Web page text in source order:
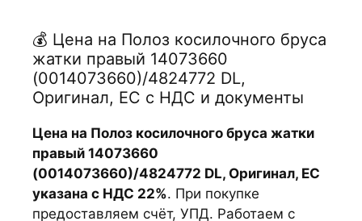
💰 Цена на Полоз косилочного бруса
жатки правый 14073660
(0014073660)/4824772 DL,
Оригинал, ЕС с НДС и документы
Цена на Полоз косилочного бруса жатки
правый 14073660
(0014073660)/4824772 DL, Оригинал, ЕС
указана с НДС 22%. При покупке
предоставляем счёт, УПД. Работаем с